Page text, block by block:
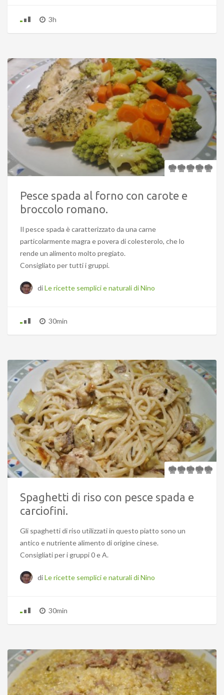
3h
Pesce spada al forno con carote e
broccolo romano.
Il pesce spada è caratterizzato da una carne
particolarmente magra e povera di colesterolo, che lo
rende un alimento molto pregiato.
Consigliato per tutti i gruppi.
diLe ricette semplici e naturali di Nino
30min
Spaghetti di riso con pesce spada e
carciofini.
Gli spaghetti di riso utilizzati in questo piatto sono un
antico e nutriente alimento di origine cinese.
Consigliati per i gruppi 0 e A.
diLe ricette semplici e naturali di Nino
30min